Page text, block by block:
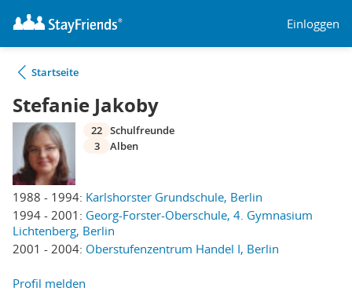
Einloggen
Startseite
Stefanie Jakoby
1988 - 1994: Karlshorster Grundschule, Berlin
1994 - 2001: Georg-Forster-Oberschule, 4. Gymnasium
Lichtenberg, Berlin
2001 - 2004: Oberstufenzentrum Handel I, Berlin
22 Schulfreunde
3
Alben
Profil melden